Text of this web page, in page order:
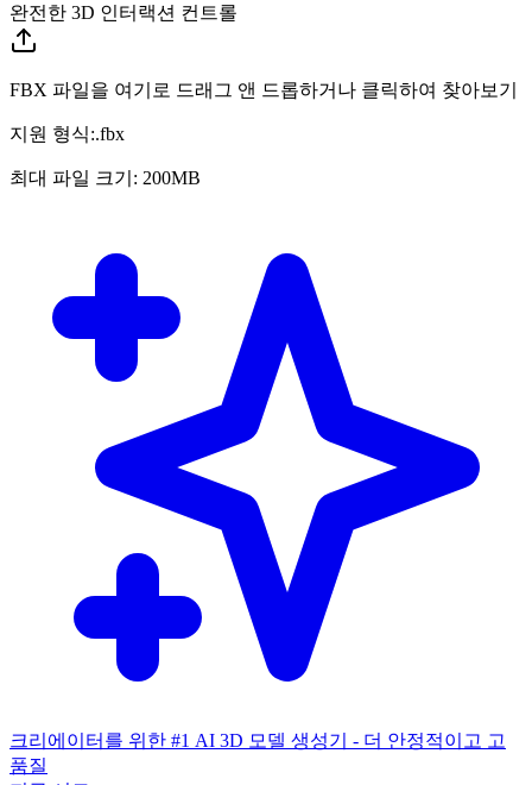
완전한 3D 인터랙션 컨트롤
FBX 파일을 여기로 드래그 앤 드롭하거나 클릭하여 찾아보기
지원 형식:.fbx
최대 파일 크기: 200MB
크리에이터를 위한 #1 AI 3D 모델 생성기 - 더 안정적이고 고
품질